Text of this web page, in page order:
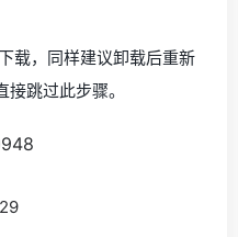
载，同样建议卸载后重新
跳过此步骤。